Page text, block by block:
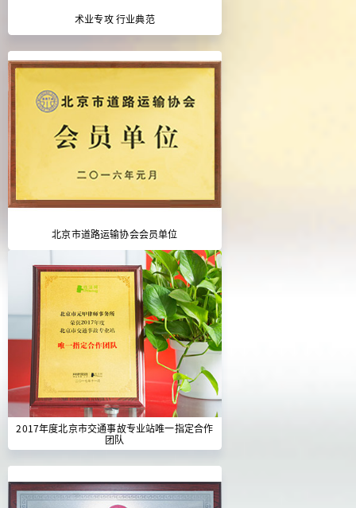
术业专攻 行业典范
北京市道路运输协会会员单位
2017年度北京市交通事故专业站唯一指定合作
团队